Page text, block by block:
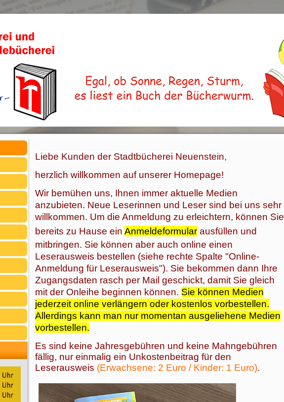
Liebe Kunden der Stadtbücherei Neuenstein,
herzlich willkommen auf unserer Homepage!
Wir bemühen uns, Ihnen immer aktuelle Medien
anzubieten. Neue Leserinnen und Leser sind bei uns sehr
willkommen. Um die Anmeldung zu erleichtern, können Sie
bereits zu Hause ein Anmeldeformular ausfüllen und
mitbringen. Sie können aber auch online einen
Leserausweis bestellen (siehe rechte Spalte "Online-
Anmeldung für Leserausweis"). Sie bekommen dann Ihre
Zugangsdaten rasch per Mail geschickt, damit Sie gleich
mit der Onleihe beginnen können. Sie können Medien
jederzeit online verlängern oder kostenlos vorbestellen.
Allerdings kann man nur momentan ausgeliehene Medien
vorbestellen.
Es sind keine Jahresgebühren und keine Mahngebühren
fällig, nur einmalig ein Unkostenbeitrag für den
Leserausweis (Erwachsene: 2 Euro / Kinder: 1 Euro).